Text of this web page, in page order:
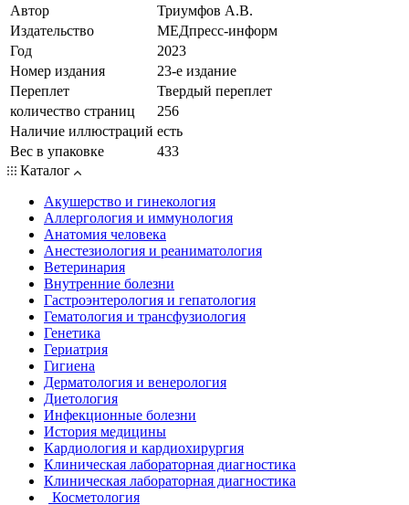
Автор
Триумфов А.В.
Издательство
МЕДпресс-информ
Год
2023
Номер издания
23-е издание
Переплет
Твердый переплет
количество страниц
256
Наличие иллюстраций есть
Вес в упаковке
433
Каталог
Акушерство и гинекология
Аллергология и иммунология
Анатомия человека
Анестезиология и реаниматология
Ветеринария
Внутренние болезни
Гастроэнтерология и гепатология
Гематология и трансфузиология
Генетика
Гериатрия
Гигиена
Дерматология и венерология
Диетология
Инфекционные болезни
История медицины
Кардиология и кардиохирургия
Клиническая лабораторная диагностика
Клиническая лабораторная диагностика
Косметология